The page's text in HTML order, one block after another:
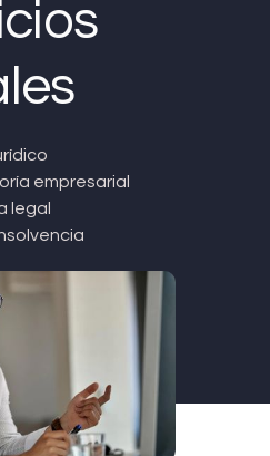
empresarial
legal